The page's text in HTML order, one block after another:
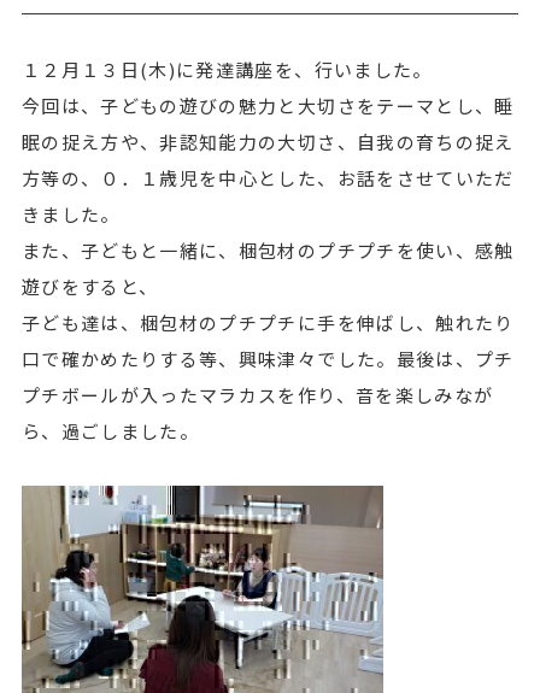
１２月１３日(木)に発達講座を、行いました。
今回は、子どもの遊びの魅力と大切さをテーマとし、睡
眠の捉え方や、非認知能力の大切さ、自我の育ちの捉え
方等の、０．１歳児を中心とした、お話をさせていただ
きました。
また、子どもと一緒に、梱包材のプチプチを使い、感触
遊びをすると、
子ども達は、梱包材のプチプチに手を伸ばし、触れたり
口で確かめたりする等、興味津々でした。最後は、プチ
プチボールが入ったマラカスを作り、音を楽しみなが
ら、過ごしました。